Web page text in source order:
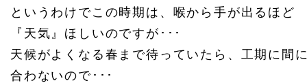
というわけでこの時期は、喉から手が出るほど
『天気』ほしいのですが･･･
天候がよくなる春まで待っていたら、工期に間
合わないので･･･